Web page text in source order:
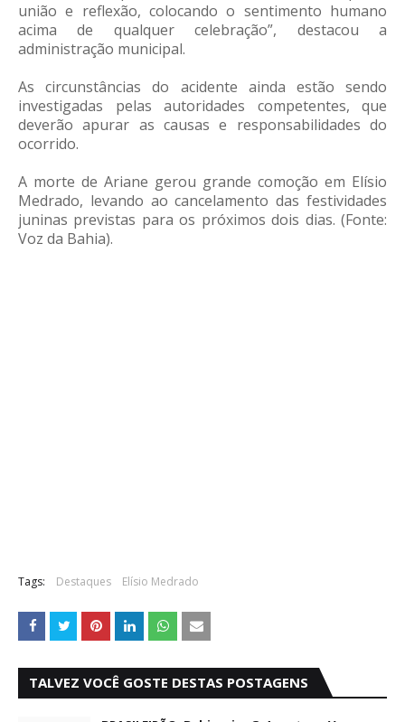
união e reflexão, colocando o sentimento humano
acima de qualquer celebração”, destacou a
administração municipal.
As circunstâncias do acidente ainda estão sendo
investigadas pelas autoridades competentes, que
deverão apurar as causas e responsabilidades do
ocorrido.
A morte de Ariane gerou grande comoção em Elísio
Medrado, levando ao cancelamento das festividades
juninas previstas para os próximos dois dias. (Fonte:
Voz da Bahia).
Tags: Destaques Elísio Medrado
TALVEZ VOCÊ GOSTE DESTAS POSTAGENS